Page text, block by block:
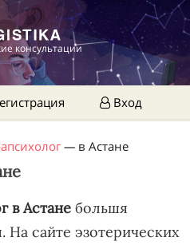
консультации
Вход
— в Астане
в Астане большя
На сайте эзотерических